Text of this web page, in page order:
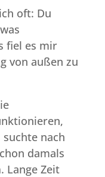
oft: Du
fiel es mir
von außen zu
nach
damals
Lange Zeit